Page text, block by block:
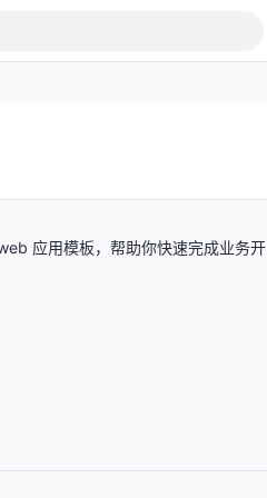
应用模板，帮助你快速完成业务开